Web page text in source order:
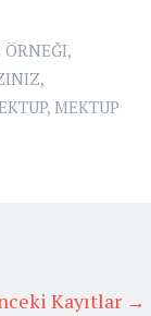
,
,
, MEKTUP
Kayıtlar →